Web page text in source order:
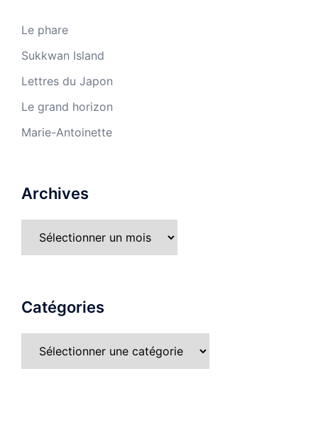
Le phare
Sukkwan Island
Lettres du Japon
Le grand horizon
Marie-Antoinette
Archives
Catégories